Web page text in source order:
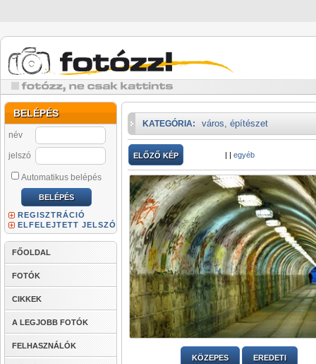
BELÉPÉS
név
jelszó
Automatikus belépés
REGISZTRÁCIÓ
ELFELEJTETT JELSZÓ
FŐOLDAL
FOTÓK
CIKKEK
A LEGJOBB FOTÓK
FELHASZNÁLÓK
KATEGÓRIA: város, építészet
ELŐZŐ KÉP | | egyéb
KÖZEPES EREDETI